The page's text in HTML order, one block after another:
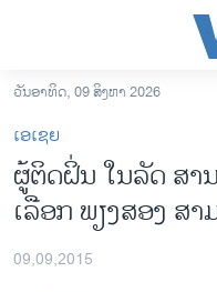
ເຂົ້າ
ຫາ
ຂ້າມ
ຂ້າມ
ຂ້າມ
ຫາ
ລາວ
ອາເມຣິກາ
ການເລືອກຕັ້ງ ປະທານາທີບໍດີ
ຂ່າວ​ຈີນ
ວັນອາທິດ, 09 ສິງຫາ 2026
ເອເຊຍ
ຜູ້ຕິດຝິ່ນ ໃນລັດ ສາ
ເລືອກ ພຽງສອງ ສາ
09,09,2015